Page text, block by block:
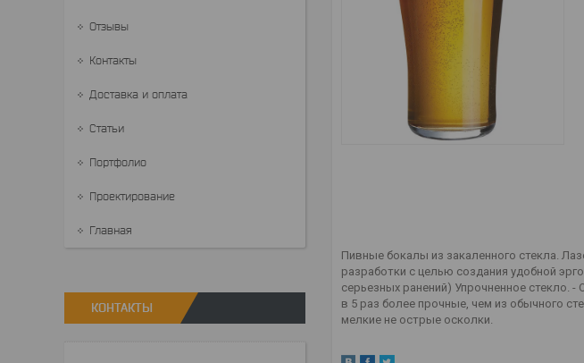
Пивные бокалы из закаленного стекла.
разработки с целью создания удобной
серьезных ранений) Упрочненное стекло.
в 5 раз более прочные, чем из обычного
мелкие не острые осколки.
Отзывы
Контакты
Доставка и оплата
Статьи
Портфолио
Проектирование
Главная
КОНТАКТЫ